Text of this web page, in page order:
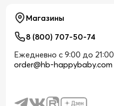
Магазины
8 (800) 707-50-74
Ежедневно с 9:00 до 21:00
order@hb-happybaby.com